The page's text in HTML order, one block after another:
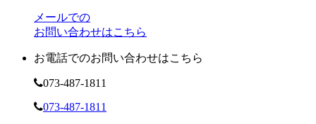
メールでの
お問い合わせはこちら
お電話でのお問い合わせはこちら
073-487-1811
073-487-1811